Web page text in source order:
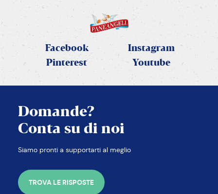
Facebook
Instagram
Pinterest
Youtube
Domande?
Conta su di noi
Siamo pronti a supportarti al meglio
TROVA LE RISPOSTE